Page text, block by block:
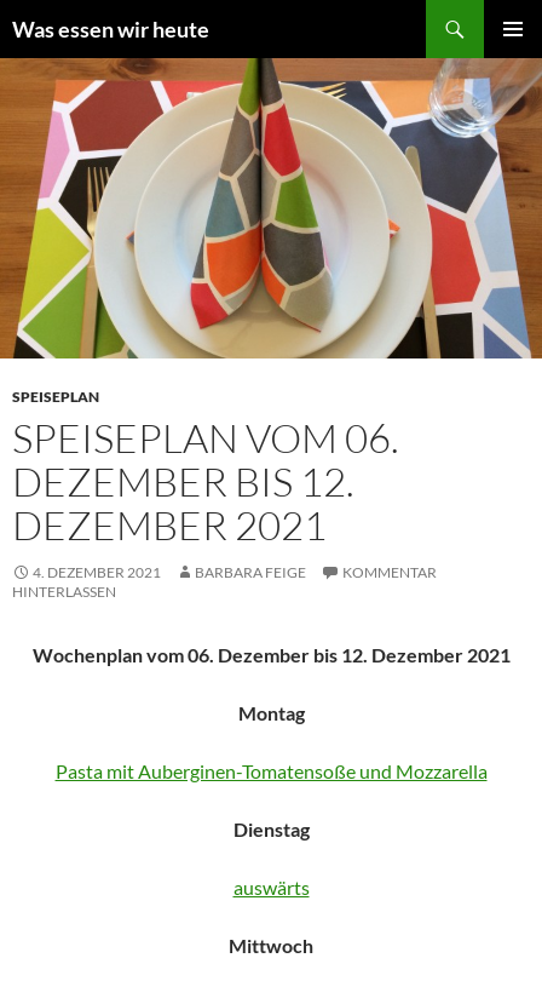
Inhalt
springen
Was essen wir heute
MENÜ
SPEISEPLAN
SPEISEPLAN VOM 06.
DEZEMBER BIS 12.
DEZEMBER 2021
4. DEZEMBER 2021 BARBARA FEIGE
KOMMENTAR
HINTERLASSEN
Wochenplan vom 06. Dezember bis 12. Dezember 2021
Montag
Pasta mit Auberginen-Tomatensoße und Mozzarella
Dienstag
auswärts
Mittwoch